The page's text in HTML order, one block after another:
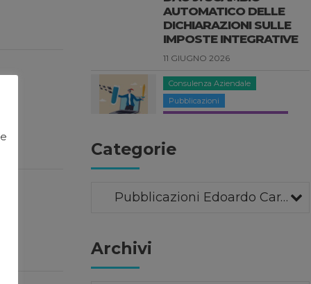
Pubblicazioni
Pubblicazioni Elisabetta Pacitti
DORA: LA NUOVA
NORMATIVA EUROPEA
SULLA RESILIENZA
DIGITALE
3 GIUGNO 2026
FORBES ITALIA 100
Categorie
Pubblicazioni Edoardo Caravati (13)
Archivi